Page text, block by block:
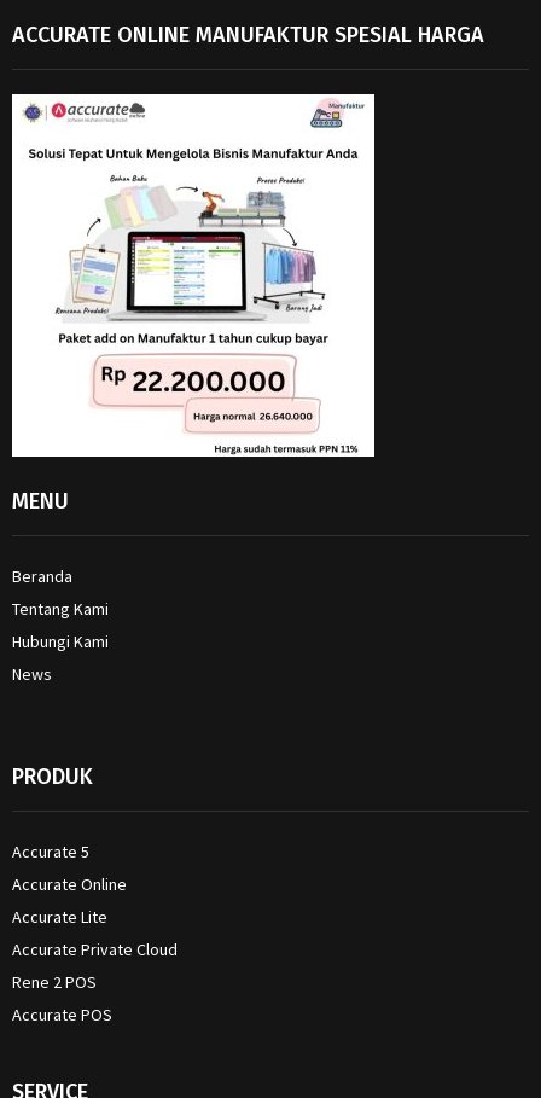
ACCURATE ONLINE MANUFAKTUR SPESIAL HARGA
MENU
Beranda
Tentang Kami
Hubungi Kami
News
PRODUK
Accurate 5
Accurate Online
Accurate Lite
Accurate Private Cloud
Rene 2 POS
Accurate POS
SERVICE